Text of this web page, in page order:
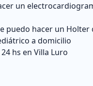
un
puedo hacer un Holter
a domicilio
24 hs en Villa Luro